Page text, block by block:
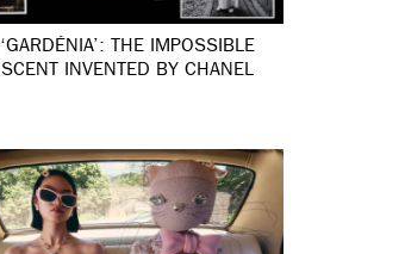
‘GARDÉNIA’: THE IMPOSSIBLE
SCENT INVENTED BY CHANEL